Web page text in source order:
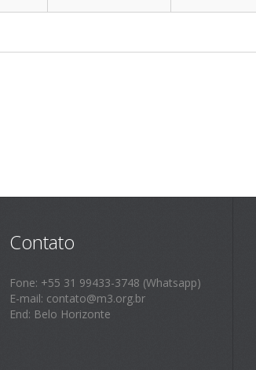
Contato
Fone: +55 31 99433-3748 (Whatsapp)
E-mail: contato@m3.org.br
End: Belo Horizonte